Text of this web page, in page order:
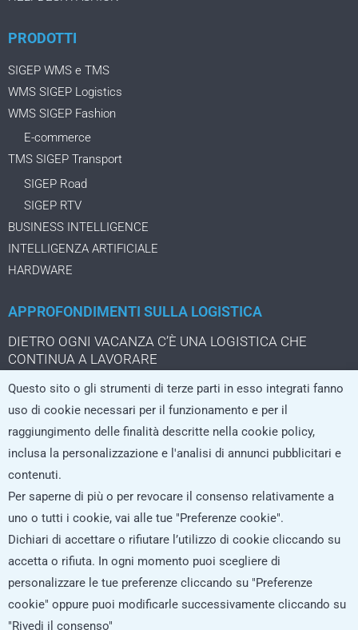
PRODOTTI
SIGEP WMS e TMS
WMS SIGEP Logistics
WMS SIGEP Fashion
E-commerce
TMS SIGEP Transport
SIGEP Road
SIGEP RTV
BUSINESS INTELLIGENCE
INTELLIGENZA ARTIFICIALE
HARDWARE
APPROFONDIMENTI SULLA LOGISTICA
DIETRO OGNI VACANZA C’È UNA LOGISTICA CHE
CONTINUA A LAVORARE
IL TUO SOFTWARE PER LA GESTIONE DEI TRASPORTI È
DIVENTATO UN CRITERIO DI SCELTA PER I CLIENTI
UNA DASHBOARD CHE SEGNALA IL PROBLEMA NON LO
STA ANCORA RISOLVENDO
IL PACCO DA TRE EURO CHE CAMBIA LA LOGISTICA
DELL’ECOMMERCE
ISCRIVITI ALLA NEWSLETTER
Questo sito o gli strumenti di terze parti in esso integrati fanno
uso di cookie necessari per il funzionamento e per il
raggiungimento delle finalità descritte nella cookie policy,
inclusa la personalizzazione e l'analisi di annunci pubblicitari e
contenuti.
Per saperne di più o per revocare il consenso relativamente a
uno o tutti i cookie, vai alle tue "Preferenze cookie".
Dichiari di accettare o rifiutare l’utilizzo di cookie cliccando su
accetta o rifiuta. In ogni momento puoi scegliere di
personalizzare le tue preferenze cliccando su "Preferenze
cookie" oppure puoi modificarle successivamente cliccando su
"Rivedi il consenso"